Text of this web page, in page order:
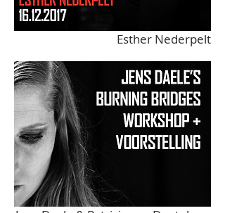
Esther Nederpelt